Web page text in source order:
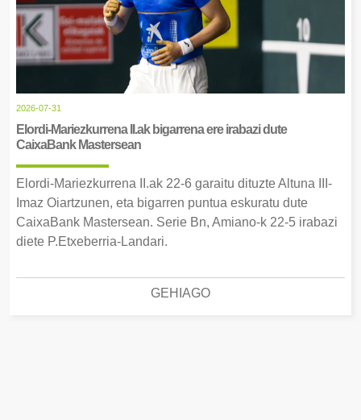
2026-07-31
Elordi-Mariezkurrena II.ak bigarrena ere irabazi dute
CaixaBank Mastersean
Elordi-Mariezkurrena II.ak 22-6 garaitu dituzte Altuna III-
Imaz Oiartzunen, eta bigarren puntua eskuratu dute
CaixaBank Mastersean. Serie Bn, Amiano-k 22-5 irabazi
diete P.Etxeberria-Landari.
GEHIAGO